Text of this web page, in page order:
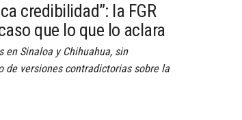
credibilidad”: la FGR
que lo que lo aclara
en Sinaloa y Chihuahua, sin
de versiones contradictorias sobre la